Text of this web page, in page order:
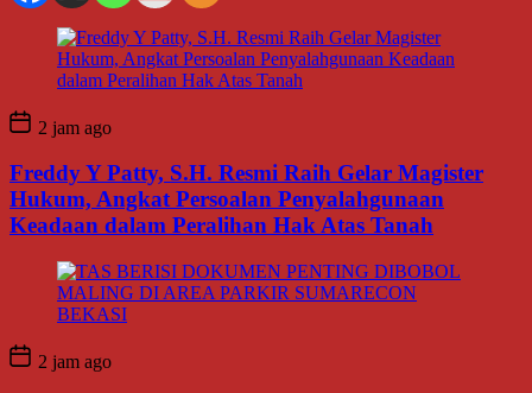
2 jam ago
Freddy Y Patty, S.H. Resmi Raih Gelar Magister
Hukum, Angkat Persoalan Penyalahgunaan
Keadaan dalam Peralihan Hak Atas Tanah
2 jam ago